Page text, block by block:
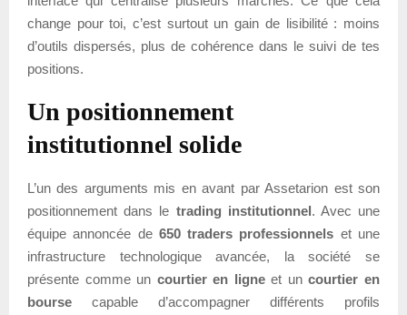
change pour toi, c’est surtout un gain de lisibilité : moins
d’outils dispersés, plus de cohérence dans le suivi de tes
positions.
Un positionnement
institutionnel solide
L’un des arguments mis en avant par Assetarion est son
positionnement dans le trading institutionnel. Avec une
équipe annoncée de 650 traders professionnels et une
infrastructure technologique avancée, la société se
présente comme un courtier en ligneet uncourtier en
bourse capable d’accompagner différents profils